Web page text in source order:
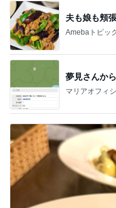
夫も娘も頬
Amebaトピッ
夢見さんか
マリアオフィ